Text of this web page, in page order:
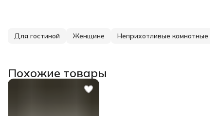
Для гостиной Женщине
Похожие товары